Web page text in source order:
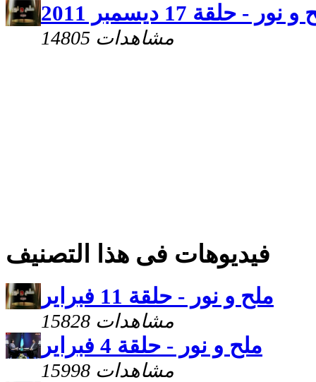
- حلقة 17 ديسمبر 2011
14805 مشاهدات
فيديوهات فى هذا التصنيف
ملح و نور - حلقة 11 فبراير
15828 مشاهدات
ملح و نور - حلقة 4 فبراير
15998 مشاهدات